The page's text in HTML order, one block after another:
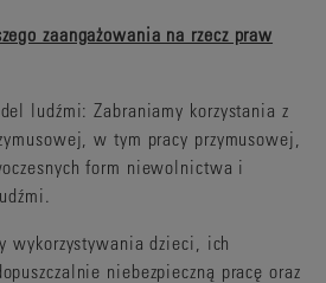
zaangażowania na rzecz praw
ludźmi: Zabraniamy korzystania z
w tym pracy przymusowej,
form niewolnictwa i
wykorzystywania dzieci, ich
niebezpieczną pracę oraz